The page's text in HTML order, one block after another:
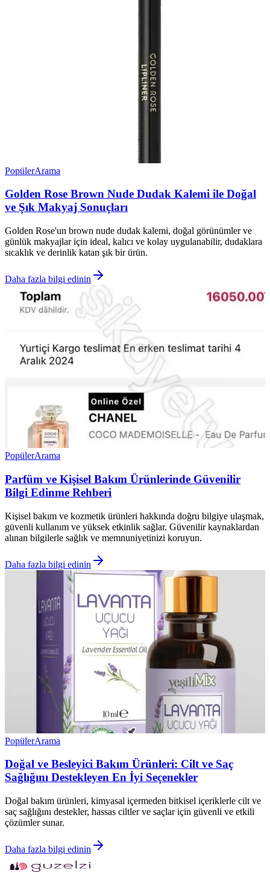
PopülerArama
Golden Rose Brown Nude Dudak Kalemi ile Doğal
ve Şık Makyaj Sonuçları
Golden Rose'un brown nude dudak kalemi, doğal görünümler ve
günlük makyajlar için ideal, kalıcı ve kolay uygulanabilir, dudaklara
sıcaklık ve derinlik katan şık bir ürün.
Daha fazla bilgi edinin
PopülerArama
Parfüm ve Kişisel Bakım Ürünlerinde Güvenilir
Bilgi Edinme Rehberi
Kişisel bakım ve kozmetik ürünleri hakkında doğru bilgiye ulaşmak,
güvenli kullanım ve yüksek etkinlik sağlar. Güvenilir kaynaklardan
alınan bilgilerle sağlık ve memnuniyetinizi koruyun.
Daha fazla bilgi edinin
PopülerArama
Doğal ve Besleyici Bakım Ürünleri: Cilt ve Saç
Sağlığını Destekleyen En İyi Seçenekler
Doğal bakım ürünleri, kimyasal içermeden bitkisel içeriklerle cilt ve
saç sağlığını destekler, hassas ciltler ve saçlar için güvenli ve etkili
çözümler sunar.
Daha fazla bilgi edinin